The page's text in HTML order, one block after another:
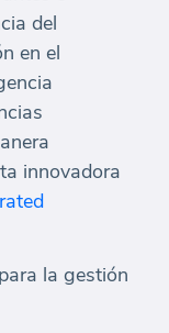
del
en el
innovadora
la gestión